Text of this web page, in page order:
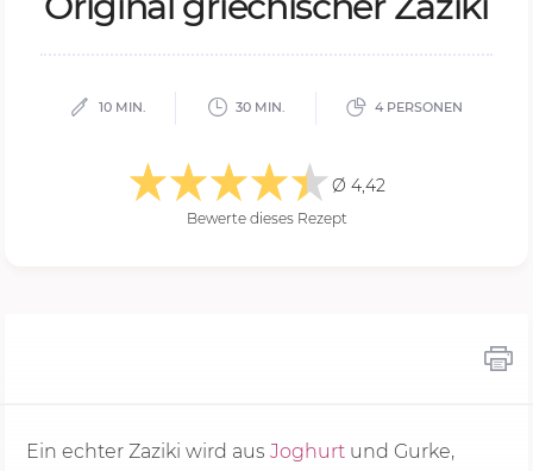
10 MIN. 30 MIN. 4 PERSONEN
Ø 4,42
Bewerte dieses Rezept
Ein echter Zaziki wird aus Joghurt und Gurke,